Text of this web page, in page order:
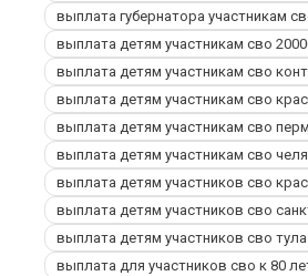
выплата губернатора участникам
выплата детям участникам сво
выплата детям участникам сво
выплата детям участникам сво
выплата детям участникам сво
выплата детям участникам сво
выплата детям участников сво
выплата детям участников сво
выплата детям участников сво тула
выплата для участников сво к 80